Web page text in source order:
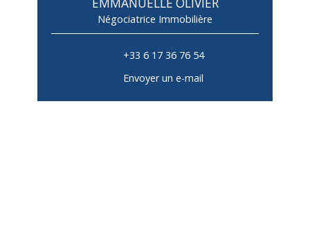
Négociatrice Immobilière
+33 6 17 36 76 54
Envoyer un e-mail